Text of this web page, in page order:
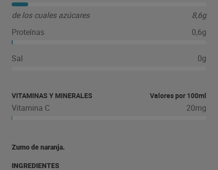
de los cuales azúcares
8,6g
Proteínas
0,6g
Sal 0g
VITAMINAS Y MINERALES Valores por 100ml
Vitamina C 20mg
Zumo de naranja.
INGREDIENTES